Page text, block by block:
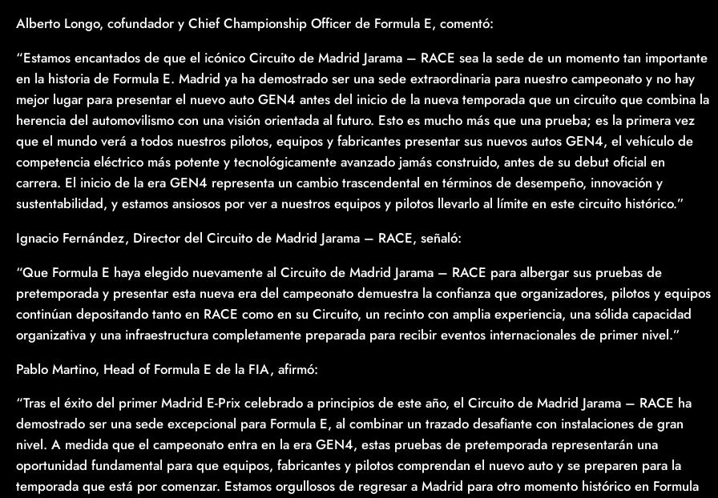
Alberto Longo, cofundador y Chief Championship Officer de Formula E, comentó:
“Estamos encantados de que el icónico Circuito de Madrid Jarama – RACE sea la sede de un momento tan importante
en la historia de Formula E. Madrid ya ha demostrado ser una sede extraordinaria para nuestro campeonato y no hay
mejor lugar para presentar el nuevo auto GEN4 antes del inicio de la nueva temporada que un circuito que combina la
herencia del automovilismo con una visión orientada al futuro. Esto es mucho más que una prueba; es la primera vez
que el mundo verá a todos nuestros pilotos, equipos y fabricantes presentar sus nuevos autos GEN4, el vehículo de
competencia eléctrico más potente y tecnológicamente avanzado jamás construido, antes de su debut oficial en
carrera. El inicio de la era GEN4 representa un cambio trascendental en términos de desempeño, innovación y
sustentabilidad, y estamos ansiosos por ver a nuestros equipos y pilotos llevarlo al límite en este circuito histórico.”
Ignacio Fernández, Director del Circuito de Madrid Jarama – RACE, señaló:
“Que Formula E haya elegido nuevamente al Circuito de Madrid Jarama – RACE para albergar sus pruebas de
pretemporada y presentar esta nueva era del campeonato demuestra la confianza que organizadores, pilotos y equipos
continúan depositando tanto en RACE como en su Circuito, un recinto con amplia experiencia, una sólida capacidad
organizativa y una infraestructura completamente preparada para recibir eventos internacionales de primer nivel.”
Pablo Martino, Head of Formula E de la FIA, afirmó:
“Tras el éxito del primer Madrid E-Prix celebrado a principios de este año, el Circuito de Madrid Jarama – RACE ha
demostrado ser una sede excepcional para Formula E, al combinar un trazado desafiante con instalaciones de gran
nivel. A medida que el campeonato entra en la era GEN4, estas pruebas de pretemporada representarán una
oportunidad fundamental para que equipos, fabricantes y pilotos comprendan el nuevo auto y se preparen para la
temporada que está por comenzar. Estamos orgullosos de regresar a Madrid para otro momento histórico en Formula